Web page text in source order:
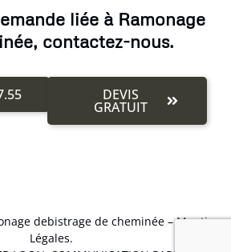
liée à Ramonage
contactez-nous.
DEVIS
GRATUIT
debistrage de cheminée –Mentions
Légales.